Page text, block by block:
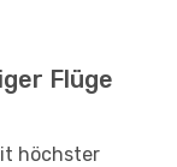
Flüge
höchster